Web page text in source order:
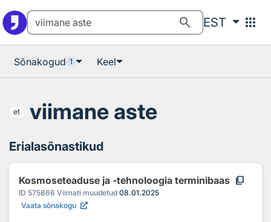
search EST apps
Sõnakogud 1 Keel
et viimane aste
Erialasõnastikud
Kosmoseteaduse ja -tehnoloogia terminibaas content_copy
ID 575866 Viimati muudetud 08.01.2025
Vaata sõnakogu